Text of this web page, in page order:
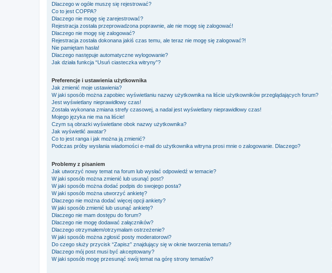
Dlaczego w ogóle muszę się rejestrować?
Co to jest COPPA?
Dlaczego nie mogę się zarejestrować?
Rejestracja została przeprowadzona poprawnie, ale nie mogę się zalogować!
Dlaczego nie mogę się zalogować?
Rejestracja została dokonana jakiś czas temu, ale teraz nie mogę się zalogować?!
Nie pamiętam hasła!
Dlaczego następuje automatyczne wylogowanie?
Jak działa funkcja “Usuń ciasteczka witryny”?
Preferencje i ustawienia użytkownika
Jak zmienić moje ustawienia?
W jaki sposób można zapobiec wyświetlaniu nazwy użytkownika na liście użytkowników przeglądających forum?
Jest wyświetlany nieprawidłowy czas!
Została wykonana zmiana strefy czasowej, a nadal jest wyświetlany nieprawidłowy czas!
Mojego języka nie ma na liście!
Czym są obrazki wyświetlane obok nazwy użytkownika?
Jak wyświetlić awatar?
Co to jest ranga i jak można ją zmienić?
Podczas próby wysłania wiadomości e-mail do użytkownika witryna prosi mnie o zalogowanie. Dlaczego?
Problemy z pisaniem
Jak utworzyć nowy temat na forum lub wysłać odpowiedź w temacie?
W jaki sposób można zmienić lub usunąć post?
W jaki sposób można dodać podpis do swojego posta?
W jaki sposób można utworzyć ankietę?
Dlaczego nie można dodać więcej opcji ankiety?
W jaki sposób zmienić lub usunąć ankietę?
Dlaczego nie mam dostępu do forum?
Dlaczego nie mogę dodawać załączników?
Dlaczego otrzymałem/otrzymałam ostrzeżenie?
W jaki sposób można zgłosić posty moderatorowi?
Do czego służy przycisk “Zapisz” znajdujący się w oknie tworzenia tematu?
Dlaczego mój post musi być akceptowany?
W jaki sposób mogę przesunąć swój temat na górę strony tematów?